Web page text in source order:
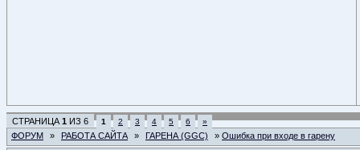
СТРАНИЦА 1 ИЗ 6 1 2 3 4 5 6 »
ФОРУМ » РАБОТА САЙТА » ГАРЕНА (GGC) » Ошибка при входе в гарену